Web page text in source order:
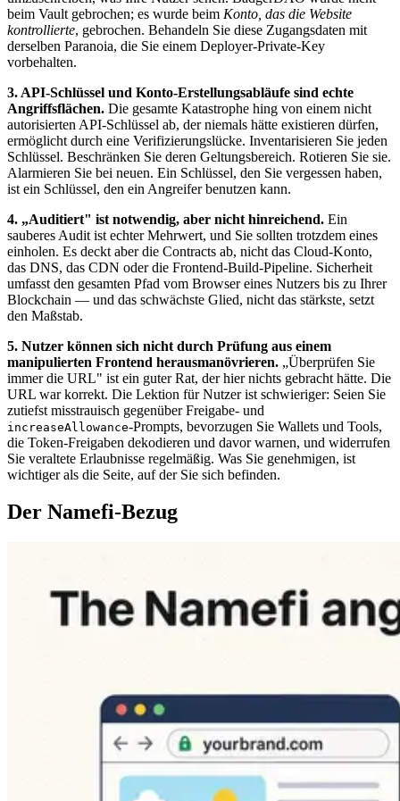
beim Vault gebrochen; es wurde beim Konto, das die Website
kontrollierte, gebrochen. Behandeln Sie diese Zugangsdaten mit
derselben Paranoia, die Sie einem Deployer-Private-Key
vorbehalten.
3. API-Schlüssel und Konto-Erstellungsabläufe sind echte
Angriffsflächen. Die gesamte Katastrophe hing von einem nicht
autorisierten API-Schlüssel ab, der niemals hätte existieren dürfen,
ermöglicht durch eine Verifizierungslücke. Inventarisieren Sie jeden
Schlüssel. Beschränken Sie deren Geltungsbereich. Rotieren Sie sie.
Alarmieren Sie bei neuen. Ein Schlüssel, den Sie vergessen haben,
ist ein Schlüssel, den ein Angreifer benutzen kann.
4. „Auditiert" ist notwendig, aber nicht hinreichend. Ein
sauberes Audit ist echter Mehrwert, und Sie sollten trotzdem eines
einholen. Es deckt aber die Contracts ab, nicht das Cloud-Konto,
das DNS, das CDN oder die Frontend-Build-Pipeline. Sicherheit
umfasst den gesamten Pfad vom Browser eines Nutzers bis zu Ihrer
Blockchain — und das schwächste Glied, nicht das stärkste, setzt
den Maßstab.
5. Nutzer können sich nicht durch Prüfung aus einem
manipulierten Frontend herausmanövrieren. „Überprüfen Sie
immer die URL" ist ein guter Rat, der hier nichts gebracht hätte. Die
URL war korrekt. Die Lektion für Nutzer ist schwieriger: Seien Sie
zutiefst misstrauisch gegenüber Freigabe- und
increaseAllowance-Prompts, bevorzugen Sie Wallets und Tools,
die Token-Freigaben dekodieren und davor warnen, und widerrufen
Sie veraltete Erlaubnisse regelmäßig. Was Sie genehmigen, ist
wichtiger als die Seite, auf der Sie sich befinden.
Der Namefi-Bezug